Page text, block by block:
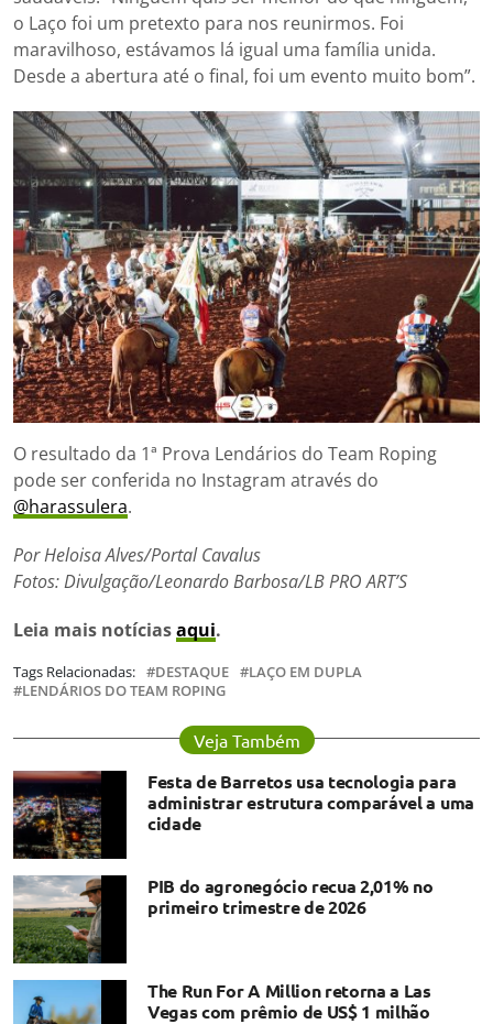
o Laço foi um pretexto para nos reunirmos. Foi
maravilhoso, estávamos lá igual uma família unida.
Desde a abertura até o final, foi um evento muito bom”.
O resultado da 1ª Prova Lendários do Team Roping
pode ser conferida no Instagram através do
@harassulera.
Por Heloisa Alves/Portal Cavalus
Fotos: Divulgação/Leonardo Barbosa/LB PRO ART’S
Leia mais notíciasaqui.
Tags Relacionadas: DESTAQUE
LAÇO EM DUPLA
LENDÁRIOS DO TEAM ROPING
Veja Também
Festa de Barretos usa tecnologia para
administrar estrutura comparável a uma
cidade
PIB do agronegócio recua 2,01% no
primeiro trimestre de 2026
The Run For A Million retorna a Las
Vegas com prêmio de US$ 1 milhão